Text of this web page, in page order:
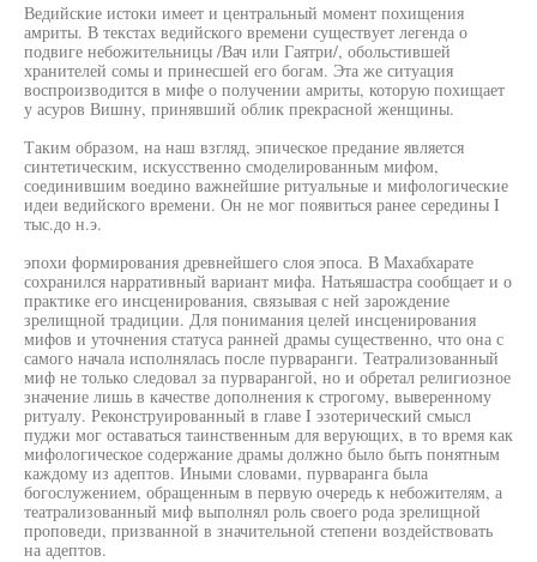
Ведийские истоки имеет и центральный момент похищения
амриты. В текстах ведийского времени существует легенда о
подвиге небожительницы /Вач или Гаятри/, обольстившей
хранителей сомы и принесшей его богам. Эта же ситуация
воспроизводится в мифе о получении амриты, которую похищает
у асуров Вишну, принявший облик прекрасной женщины.
Таким образом, на наш взгляд, эпическое предание является
синтетическим, искусственно смоделированным мифом,
соединившим воедино важнейшие ритуальные и мифологические
идеи ведийского времени. Он не мог появиться ранее середины I
тыс.до н.э.
эпохи формирования древнейшего слоя эпоса. В Махабхарате
сохранился нарративный вариант мифа. Натьяшастра сообщает и о
практике его инсценирования, связывая с ней зарождение
зрелищной традиции. Для понимания целей инсценирования
мифов и уточнения статуса ранней драмы существенно, что она с
самого начала исполнялась после пурваранги. Театрализованный
миф не только следовал за пурварангой, но и обретал религиозное
значение лишь в качестве дополнения к строгому, выверенному
ритуалу. Реконструированный в главе I эзотерический смысл
пуджи мог оставаться таинственным для верующих, в то время как
мифологическое содержание драмы должно было быть понятным
каждому из адептов. Иными словами, пурваранга была
богослужением, обращенным в первую очередь к небожителям, а
театрализованный миф выполнял роль своего рода зрелищной
проповеди, призванной в значительной степени воздействовать
на адептов.